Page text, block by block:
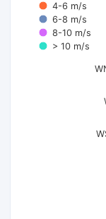
4-6 m/s
6-8 m/s
8-10 m/s
> 10 m/s